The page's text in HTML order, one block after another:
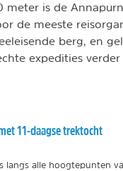
is de
de meeste
berg, en
expedities
11-daagse trektocht
langs alle hoogtepunten